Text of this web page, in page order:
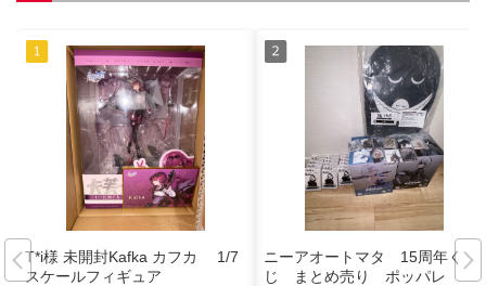
T*i様 未開封Kafka カフカ 1/7
スケールフィギュア
ニーアオートマタ 15周年く
じ まとめ売り ポッパレ